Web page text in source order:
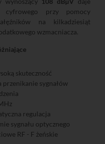
cyfrowego przy pomocy
na kilkadziesiąt
wzmacniacza.
skuteczność
sygnałów
regulacja
sygnału optycznego
RF - F żeńskie